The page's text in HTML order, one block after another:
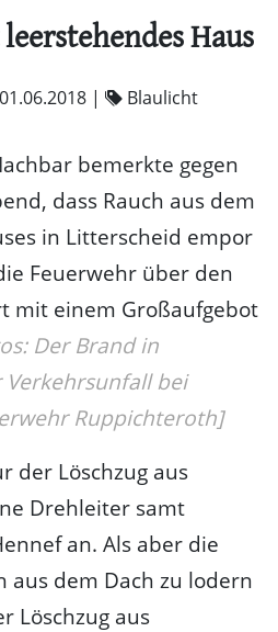
Haus
01.06.2018 | Blaulicht
bemerkte gegen
dass Rauch aus dem
in Litterscheid empor
Feuerwehr über den
mit einem Großaufgebot
Der Brand in
bei
Ruppichteroth]
der Löschzug aus
Drehleiter samt
an. Als aber die
aus dem Dach zu lodern
Löschzug aus